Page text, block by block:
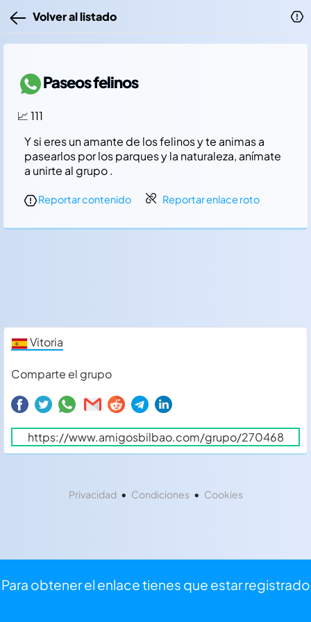
Volver al listado
Paseos felinos
📈 111
Y si eres un amante de los felinos y te animas a
pasearlos por los parques y la naturaleza, aní­mate
a unirte al grupo .
Para obtener el enlace tienes que estar registrado
Reportar contenido Reportar enlace roto
Vitoria
Comparte el grupo
Privacidad• Condiciones• Cookies